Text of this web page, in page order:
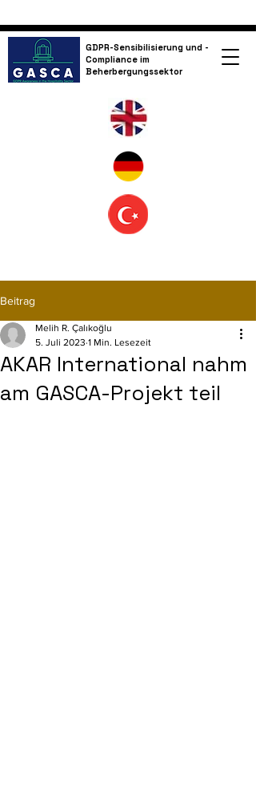
GDPR-Sensibilisierung und -
Compliance im
Beherbergungssektor
Beitrag
AKAR International nahm
am GASCA-Projekt teil
Melih R. Çalıkoğlu
5. Juli 2023 1 Min. Lesezeit